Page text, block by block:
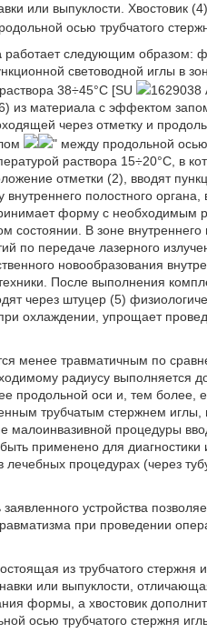
или выпуклости. Хвостовик
осью трубчатого
работает следующим образом:
световодной иглы в
38÷45°С [SU
1629038
из материала с эффектом
через отметку и
" между продольной
раствора 15÷20°С, в
отметки (2), вводят
полостного
форму с необходимым
состоянии. В зоне
по передаче лазерного
новообразования
После выполнения
через штуцер (5)
охлаждении, упрощает
менее травматичным по
радиусу выполняется
продольной оси и, тем более,
трубчатым стержнем
процедуры
применено для
лечебных процедурах (через
устройства
при проведении
из трубчатого
или выпуклости,
формы, а хвостовик
осью трубчатого стержня